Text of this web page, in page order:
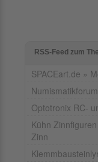
RSS-Feed zum
SPACEart.de »
Numismatikforum
Optotronix RC-
Kühn
Zinn